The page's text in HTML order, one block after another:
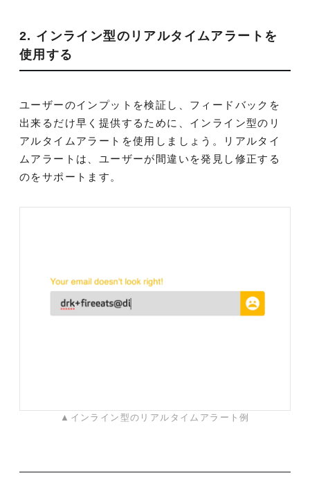
2. インライン型のリアルタイムアラートを
使用する
ユーザーのインプットを検証し、フィードバックを
出来るだけ早く提供するために、インライン型のリ
アルタイムアラートを使用しましょう。リアルタイ
ムアラートは、ユーザーが間違いを発見し修正する
のをサポートます。
▲インライン型のリアルタイムアラート例